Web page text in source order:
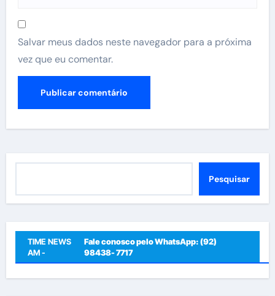
Salvar meus dados neste navegador para a próxima
vez que eu comentar.
Pesquisar
TIME NEWS
AM -
Fale conosco pelo WhatsApp: (92)
98438- 7717